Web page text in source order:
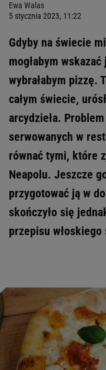
Ewa Walas
5 stycznia 2023, 11:22
Gdyby na świecie
mogłabym
wybrałabym pizzę.
całym świecie,
arcydzieła.
serwowanych w
równać tymi, które
Neapolu. Jeszcze
przygotować ją w
skończyło się
przepisu